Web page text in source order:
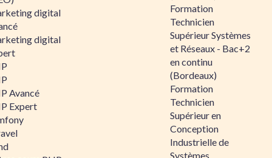
digital
digital
Avancé
Expert
Formation
Technicien
Supérieur Systèmes
et Réseaux - Bac+2
en continu
(Bordeaux)
Formation
Technicien
Supérieur en
Conception
Industrielle de
Systèmes